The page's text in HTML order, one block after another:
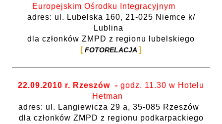
Europejskim Ośrodku Integracyjnym
adres: ul. Lubelska 160, 21-025 Niemce k/
Lublina
dla członków ZMPD z regionu lubelskiego
FOTORELACJA
22.09.2010 r. Rzeszów - godz. 11.30 w Hotelu
Hetman
adres: ul. Langiewicza 29 a, 35-085 Rzeszów
dla członków ZMPD z regionu podkarpackiego